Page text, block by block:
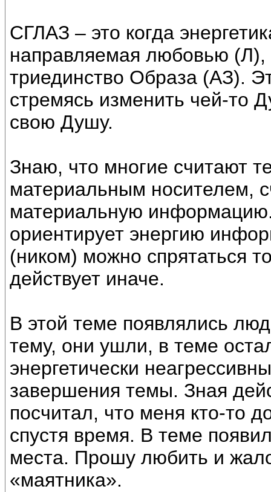
СГЛАЗ – это когда
направляемая любовью (Л),
триединство Образа (АЗ).
стремясь изменить чей-то
свою Душу.
Знаю, что многие считают
материальным носителем,
материальную информацию.
ориентирует энергию
(ником) можно спрятаться
действует иначе.
В этой теме появлялись
тему, они ушли, в теме
энергетически
завершения темы. Зная
посчитал, что меня кто-то
спустя время. В теме
места. Прошу любить и
«маятника».